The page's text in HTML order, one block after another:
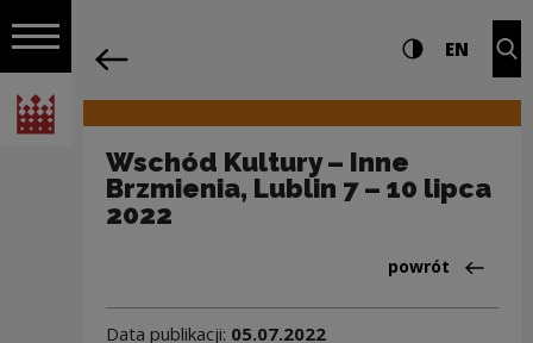
Włącz nawigację
Narodowe Centrum Kultury
Nawigacja Ustawienia i Wysoki
EN
Wschód Kultury – Inne
Brzmienia, Lublin 7 – 10 lipca
2022
Powrót
powrót
Data publikacji: 05.07.2022